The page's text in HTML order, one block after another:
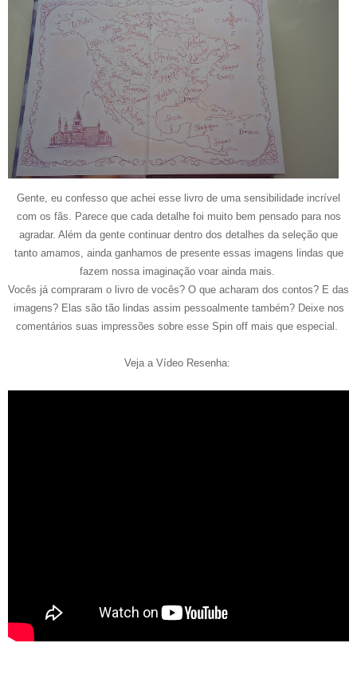
Gente, eu confesso que achei esse livro de uma sensibilidade incrível
com os fãs. Parece que cada detalhe foi muito bem pensado para nos
agradar. Além da gente continuar dentro dos detalhes da seleção que
tanto amamos, ainda ganhamos de presente essas imagens lindas que
fazem nossa imaginação voar ainda mais.
Vocês já compraram o livro de vocês? O que acharam dos contos? E das
imagens? Elas são tão lindas assim pessoalmente também? Deixe nos
comentários suas impressões sobre esse Spin off mais que especial.
Veja a Vídeo Resenha: